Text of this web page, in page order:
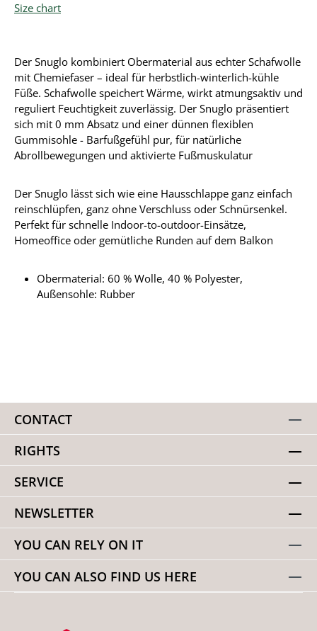
Size chart
Der Snuglo kombiniert Obermaterial aus echter Schafwolle
mit Chemiefaser – ideal für herbstlich-winterlich-kühle
Füße. Schafwolle speichert Wärme, wirkt atmungsaktiv und
reguliert Feuchtigkeit zuverlässig. Der Snuglo präsentiert
sich mit 0 mm Absatz und einer dünnen flexiblen
Gummisohle - Barfußgefühl pur, für natürliche
Abrollbewegungen und aktivierte Fußmuskulatur
Der Snuglo lässt sich wie eine Hausschlappe ganz einfach
reinschlüpfen, ganz ohne Verschluss oder Schnürsenkel.
Perfekt für schnelle Indoor-to-outdoor-Einsätze,
Homeoffice oder gemütliche Runden auf dem Balkon
Obermaterial: 60 % Wolle, 40 % Polyester,
Außensohle: Rubber
CONTACT
RIGHTS
SERVICE
NEWSLETTER
YOU CAN RELY ON IT
YOU CAN ALSO FIND US HERE